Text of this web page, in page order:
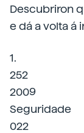
Descubriron
e dá a volta á
1.
252
2009
Seguridade
022